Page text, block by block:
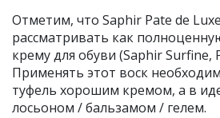
Отметим, что Saphir Pate de
рассматривать как
крему для обуви (Saphir Surfine,
Применять этот воск
туфель хорошим кремом, а в
лосьоном / бальзамом / гелем.